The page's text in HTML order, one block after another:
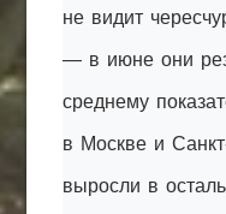
не видит
— в июне они
среднему
в Москве и
выросли в